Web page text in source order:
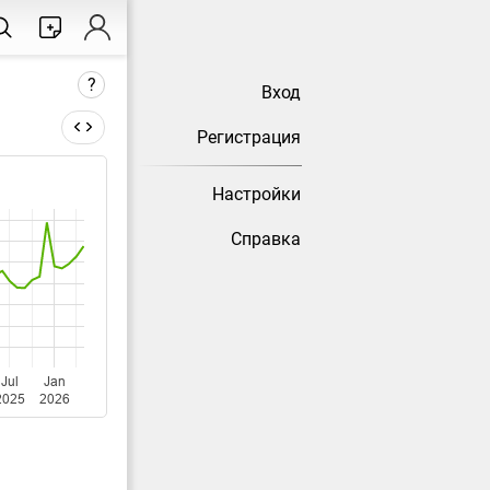
Вход
Регистрация
Настройки
Справка
?
не
Jan
2026
Jul